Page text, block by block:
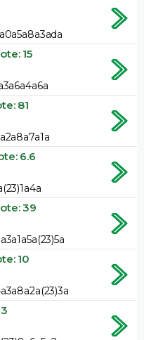
15
81
6.6
39
10